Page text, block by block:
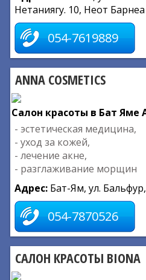
Нетаниягу. 10, Неот Барнеа
054-7619889
ANNA COSMETICS
Салон красоты в Бат Яме
- эстетическая медицина,
- уход за кожей,
- лечение акне,
- разглаживание морщин
Адрес: Бат-Ям, ул.
054-7870526
САЛОН КРАСОТЫ BIONA